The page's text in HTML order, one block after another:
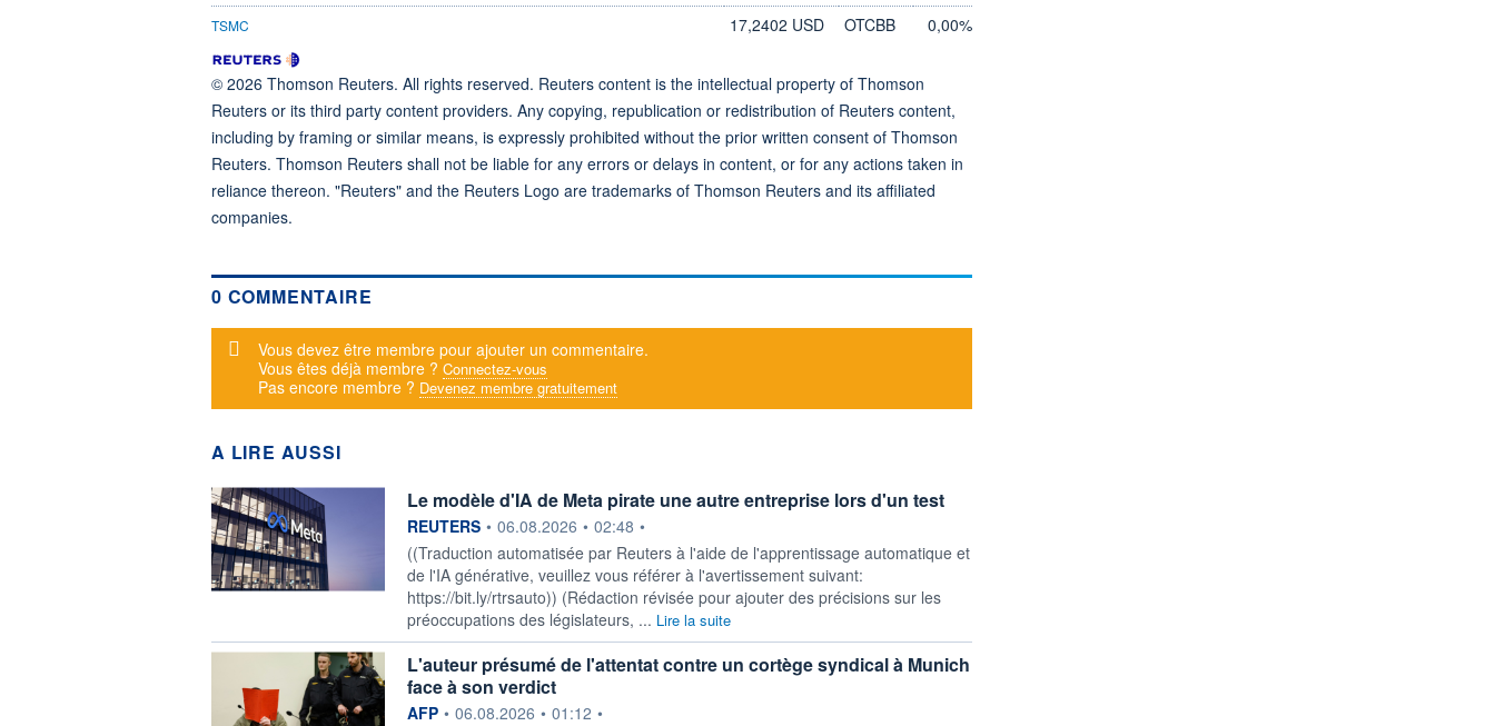
TSMC 17,2402 USD OTCBB 0,00%
© 2026 Thomson Reuters. All rights reserved. Reuters content is the intellectual property of Thomson
Reuters or its third party content providers. Any copying, republication or redistribution of Reuters content,
including by framing or similar means, is expressly prohibited without the prior written consent of Thomson
Reuters. Thomson Reuters shall not be liable for any errors or delays in content, or for any actions taken in
reliance thereon. "Reuters" and the Reuters Logo are trademarks of Thomson Reuters and its affiliated
companies.
0 COMMENTAIRE
Message d'alerte
Vous devez être membre pour ajouter un commentaire.
Vous êtes déjà membre ? Connectez-vous
Pas encore membre ? Devenez membre gratuitement
A LIRE AUSSI
Le modèle d'IA de Meta pirate une autre entreprise lors d'un test
information fournie par
REUTERS • 06.08.2026 • 02:48 •
((Traduction automatisée par Reuters à l'aide de l'apprentissage automatique et
de l'IA générative, veuillez vous référer à l'avertissement suivant:
https://bit.ly/rtrsauto)) (Rédaction révisée pour ajouter des précisions sur les
préoccupations des législateurs, ... Lire la suite
L'auteur présumé de l'attentat contre un cortège syndical à Munich
face à son verdict
information fournie par
AFP • 06.08.2026 • 01:12 •